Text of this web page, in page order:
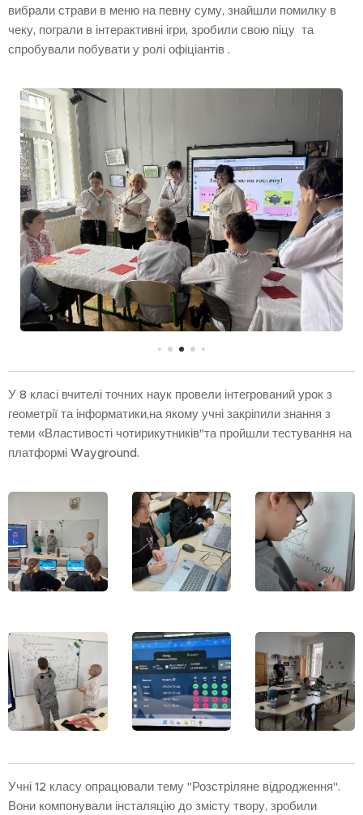
вибрали страви в меню на певну суму, знайшли помилку в
чеку, пограли в інтерактивні ігри, зробили свою піцу та
спробували побувати у ролі офіціантів .
У 8 класі вчителі точних наук провели інтегрований урок з
геометрії та інформатики,на якому учні закріпили знання з
теми «Властивості чотирикутників"та пройшли тестування на
платформі Wayground.
Учні 12 класу опрацювали тему "Розстріляне відродження".
Вони компонували інсталяцію до змісту твору, зробили